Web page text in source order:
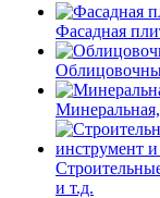
Фасадная
и т.д.